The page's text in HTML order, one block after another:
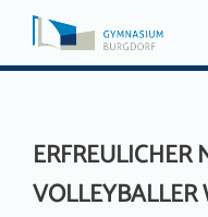
Zum
ERFREULICHER
VOLLEYBALLER